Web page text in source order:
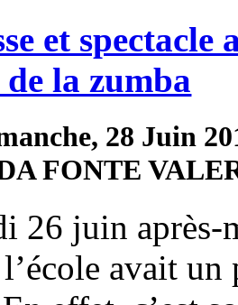
et spectacle
la zumba
28 Juin
FONTE
26 juin après-
avait un